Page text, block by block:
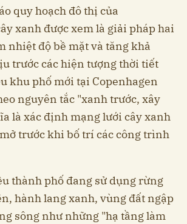
quy hoạch đô thị của
xanh được xem là giải pháp hai
nhiệt độ bề mặt và tăng khả
trước các hiện tượng thời tiết
khu phố mới tại Copenhagen
nguyên tắc "xanh trước, xây
là xác định mạng lưới cây xanh
trước khi bố trí các công trình
thành phố đang sử dụng rừng
hành lang xanh, vùng đất ngập
sông như những "hạ tầng làm